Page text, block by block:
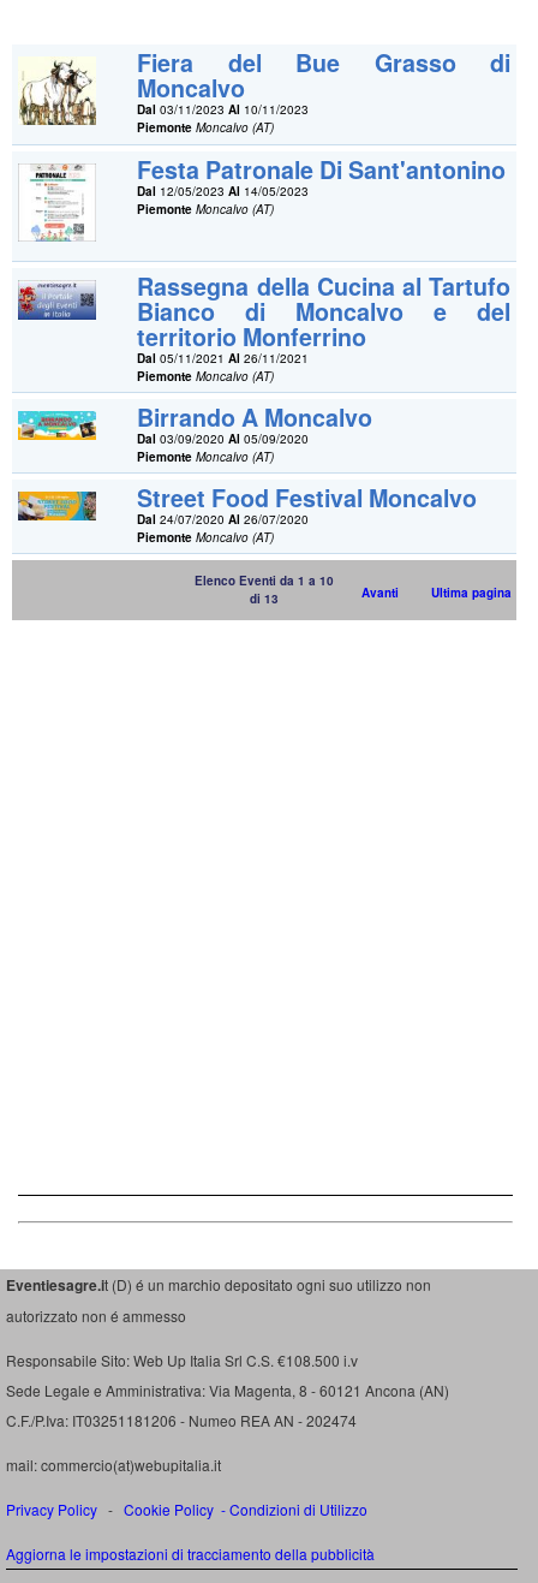
Fiera del Bue Grasso di
Moncalvo
Dal 03/11/2023Al 10/11/2023
Piemonte Moncalvo (AT)
Festa Patronale Di Sant'antonino
Dal 12/05/2023Al 14/05/2023
Piemonte Moncalvo (AT)
Rassegna della Cucina al Tartufo
Bianco di Moncalvo e del
territorio Monferrino
Dal 05/11/2021Al 26/11/2021
Piemonte Moncalvo (AT)
Birrando A Moncalvo
Dal 03/09/2020Al 05/09/2020
Piemonte Moncalvo (AT)
Street Food Festival Moncalvo
Dal 24/07/2020Al 26/07/2020
Piemonte Moncalvo (AT)
Elenco Eventi da 1 a 10
di 13
Avanti Ultima pagina
Eventiesagre.it (D) é un marchio depositato ogni suo utilizzo non
autorizzato non é ammesso
Responsabile Sito: Web Up Italia Srl C.S. €108.500 i.v
Sede Legale e Amministrativa: Via Magenta, 8 - 60121 Ancona (AN)
C.F./P.Iva: IT03251181206 - Numeo REA AN - 202474
mail: commercio(at)webupitalia.it
Privacy Policy - Cookie Policy -Condizioni di Utilizzo
Aggiorna le impostazioni di tracciamento della pubblicità